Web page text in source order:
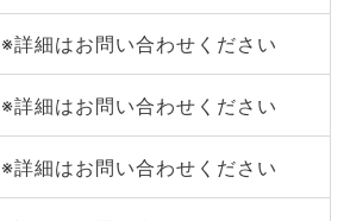
※詳細はお問い合わせください
※詳細はお問い合わせください
※詳細はお問い合わせください